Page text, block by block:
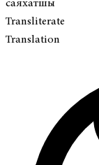
саяхатшы
Transliterate
Translation